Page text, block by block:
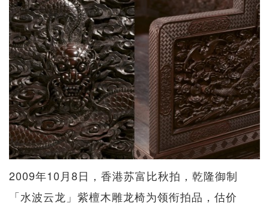
2009年10月8日，香港苏富比秋拍，乾隆御制
「水波云龙」紫檀木雕龙椅为领衔拍品，估价